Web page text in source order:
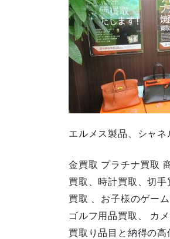
エルメス製品、シャネ
金買取 プラチナ買取
買取、時計買取、切
買取 、お子様のゲー
ゴルフ用品買取、 カ
買取り品目と納得の高